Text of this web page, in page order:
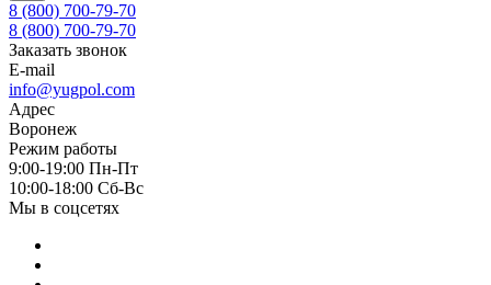
8 (800) 700-79-70
8 (800) 700-79-70
Заказать звонок
E-mail
info@yugpol.com
Адрес
Воронеж
Режим работы
9:00-19:00 Пн-Пт
10:00-18:00 Cб-Вс
Мы в соцсетях